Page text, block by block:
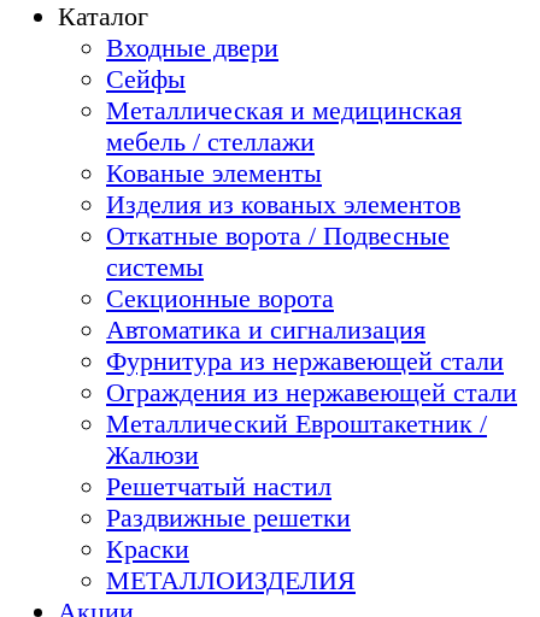
Каталог
Входные двери
Сейфы
Металлическая и медицинская
мебель / стеллажи
Кованые элементы
Изделия из кованых элементов
Откатные ворота / Подвесные
системы
Секционные ворота
Автоматика и сигнализация
Фурнитура из нержавеющей стали
Ограждения из нержавеющей стали
Металлический Евроштакетник /
Жалюзи
Решетчатый настил
Раздвижные решетки
Краски
МЕТАЛЛОИЗДЕЛИЯ